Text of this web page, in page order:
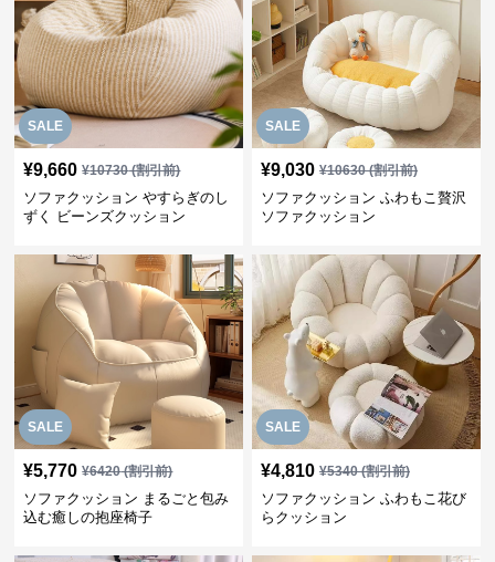
SALE
¥9,660 ¥10730(割引前)
ソファクッション やすらぎのし
ずく ビーンズクッション
SALE
¥9,030 ¥10630(割引前)
ソファクッション ふわもこ贅沢
ソファクッション
SALE
¥5,770 ¥6420(割引前)
ソファクッション まるごと包み
込む癒しの抱座椅子
SALE
¥4,810 ¥5340(割引前)
ソファクッション ふわもこ花び
らクッション